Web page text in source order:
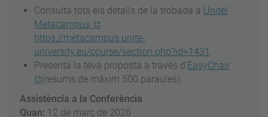
Consulta tots els detalls de la trobada a Unite!
Metacampus
https://metacampus.unite-
university.eu/course/section.php?id=1431
Presenta la teva proposta a través d’EasyChair
(resums de màxim 500 paraules):
Assistència a la Conferència
Quan: 12 de març de 2026